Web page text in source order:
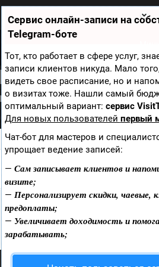
Сервис онлайн-записи на
Telegram-боте
Тот, кто работает в сфере услуг,
записи клиентов никуда. Мало
видеть свое расписание, но и
о визитах тоже. Нашли самый
оптимальный вариант: сервис
Для новых пользователей первый
Чат-бот для мастеров и
упрощает ведение записей:
— Сам записывает клиентов и
визите;
— Персонализирует скидки, чаевые,
предоплаты;
— Увеличивает доходимость и
зарабатывать;
Zobra.ru - Игровое сообщество -
все о играх
П
ф
м
ы
Delta Force:
Новости Скриншоты Видео
Zobra.ru»Игры» Delta Force: Black
РЕЦЕНЗИИ DELTA FORCE:
Информация
К сожалению Рецензии из игры
можете быть первым кто
Опубликовать Рецензии